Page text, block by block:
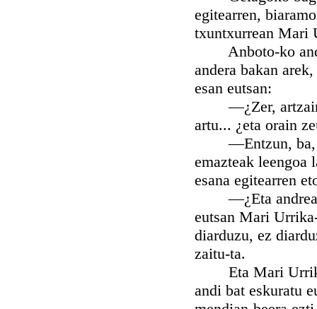
egitearren,
txuntxurrean Mari
Anboto-ko
andera bakan
esan eutsan:
—¿Zer, artzain?
artu... ¿eta orain
—Entzun, ba,
emazteak leengoa
esana egitearren
—¿Eta
eutsan Mari
diarduzu, ez
zaitu-ta.
Eta Mari Urrika-
andi bat eskuratu